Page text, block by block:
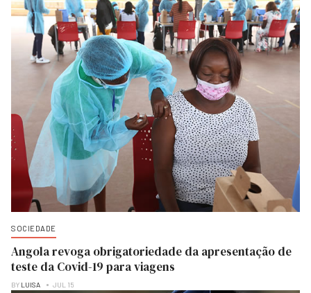
SOCIEDADE
Angola revoga obrigatoriedade da apresentação de
teste da Covid-19 para viagens
BY LUISA JUL 15